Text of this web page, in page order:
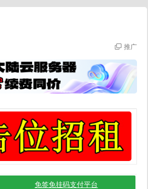
推广
免签免挂码支付平台